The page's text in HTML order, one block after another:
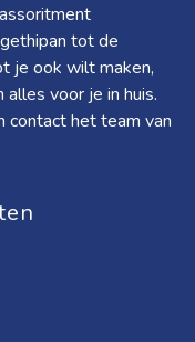
tot de
je ook wilt maken,
voor je in huis.
contact het team van